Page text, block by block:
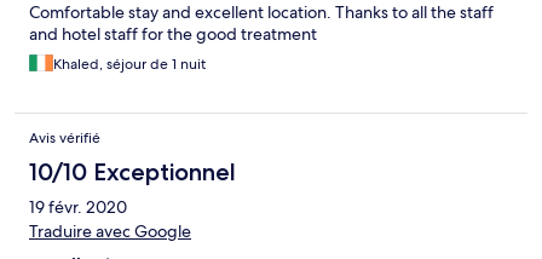
Comfortable stay and excellent location. Thanks to all the staff
and hotel staff for the good treatment
Khaled, séjour de 1 nuit
Avis vérifié
10/10 Exceptionnel
19 févr. 2020
Traduire avec Google